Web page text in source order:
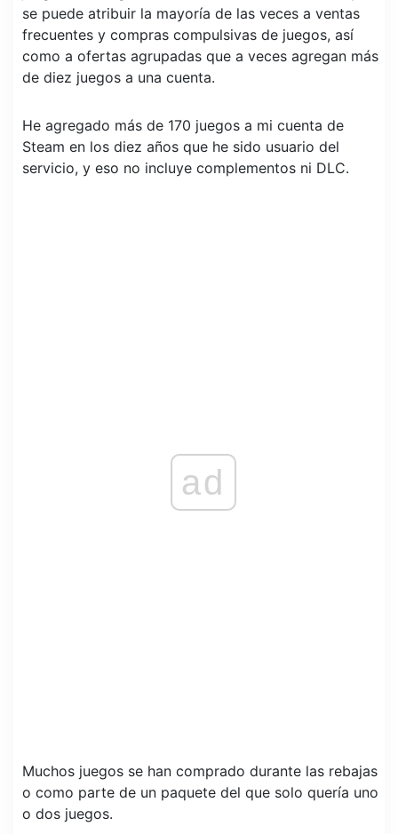
se puede atribuir la mayoría de las veces a ventas
frecuentes y compras compulsivas de juegos, así
como a ofertas agrupadas que a veces agregan más
de diez juegos a una cuenta.
He agregado más de 170 juegos a mi cuenta de
Steam en los diez años que he sido usuario del
servicio, y eso no incluye complementos ni DLC.
ad
Muchos juegos se han comprado durante las rebajas
o como parte de un paquete del que solo quería uno
o dos juegos.